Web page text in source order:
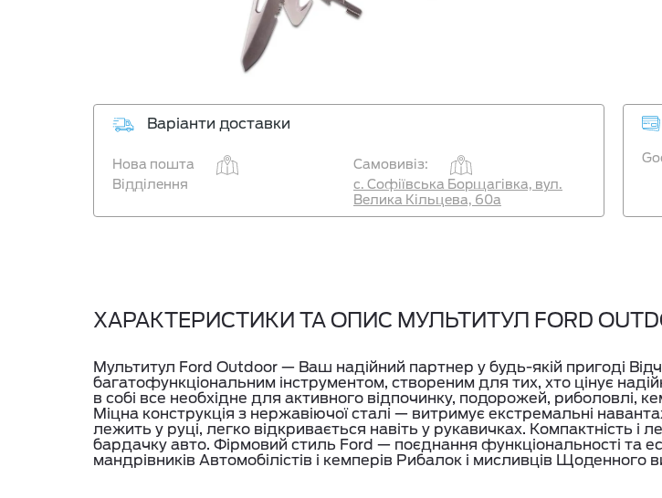
Варіанти доставки
Нова пошта
Самовивіз:
Відділення
с. Софіївська Борщагівка, вул.
Велика Кільцева, 60а
ХАРАКТЕРИСТИКИ ТА ОПИС МУЛЬТИТУЛ FORD
Мультитул Ford Outdoor — Ваш надійний партнер у будь-якій пригоді
багатофункціональним інструментом, створеним для тих, хто цінує
в собі все необхідне для активного відпочинку, подорожей, риболовлі,
Міцна конструкція з нержавіючої сталі — витримує екстремальні
лежить у руці, легко відкривається навіть у рукавичках. Компактність і
бардачку авто. Фірмовий стиль Ford — поєднання функціональності та
мандрівників Автомобілістів і кемперів Рибалок і мисливців Щоденного